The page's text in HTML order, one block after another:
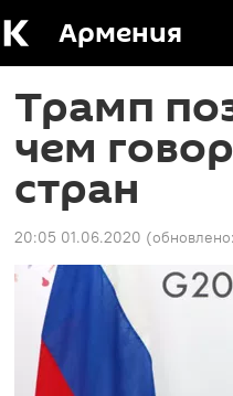
Армения
Трамп
чем
стран
20:05 01.06.2020 (обновлено: